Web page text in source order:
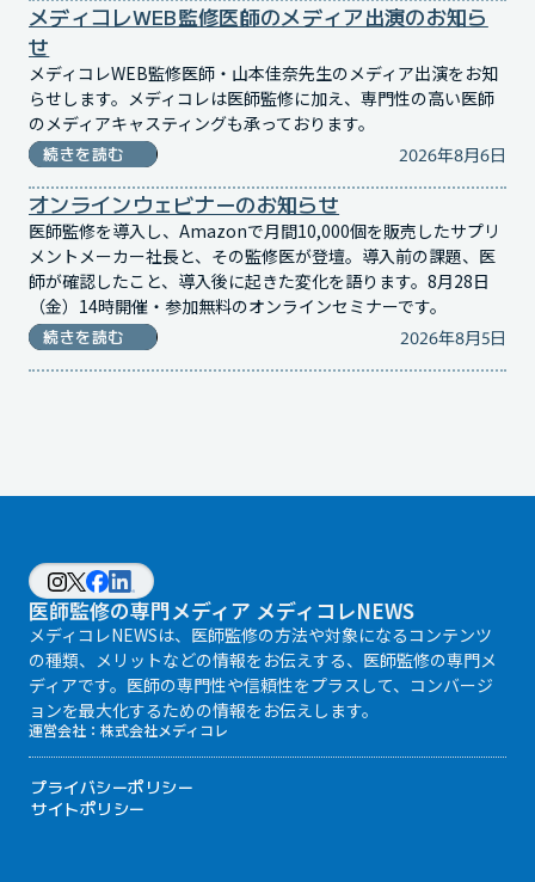
メディコレWEB監修医師のメディア出演のお知ら
せ
メディコレWEB監修医師・山本佳奈先生のメディア出演をお知
らせします。メディコレは医師監修に加え、専門性の高い医師
のメディアキャスティングも承っております。
続きを読む 2026年8月6日
オンラインウェビナーのお知らせ
医師監修を導入し、Amazonで月間10,000個を販売したサプリ
メントメーカー社長と、その監修医が登壇。導入前の課題、医
師が確認したこと、導入後に起きた変化を語ります。8月28日
（金）14時開催・参加無料のオンラインセミナーです。
続きを読む 2026年8月5日
医師監修の専門メディア メディコレNEWS
メディコレNEWSは、医師監修の方法や対象になるコンテンツ
の種類、メリットなどの情報をお伝えする、医師監修の専門メ
ディアです。医師の専門性や信頼性をプラスして、コンバージ
ョンを最大化するための情報をお伝えします。
運営会社： 株式会社メディコレ
プライバシーポリシー
サイトポリシー